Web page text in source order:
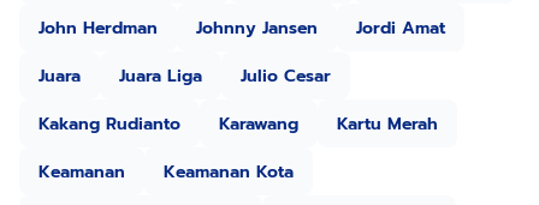
John Herdman
Johnny Jansen
Jordi Amat
Juara
Juara Liga
Julio Cesar
Kakang Rudianto
Karawang
Kartu Merah
Keamanan
Keamanan Kota